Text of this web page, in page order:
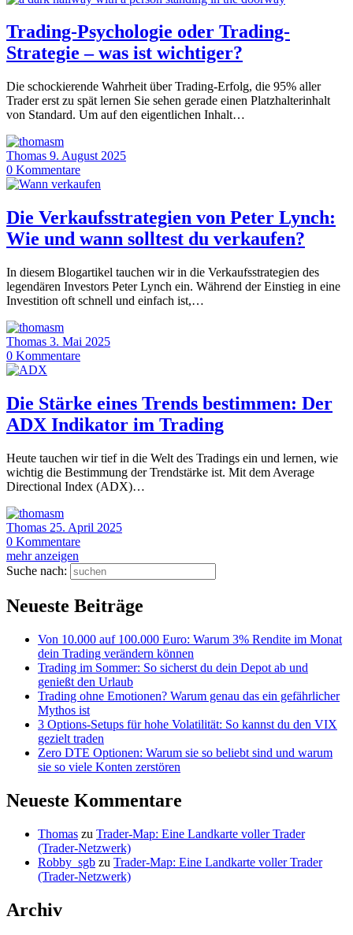
Trading-Psychologie oder Trading-
Strategie – was ist wichtiger?
Die schockierende Wahrheit über Trading-Erfolg, die 95% aller
Trader erst zu spät lernen Sie sehen gerade einen Platzhalterinhalt
von Standard. Um auf den eigentlichen Inhalt…
Thomas 9. August 2025
0 Kommentare
Die Verkaufsstrategien von Peter Lynch:
Wie und wann solltest du verkaufen?
In diesem Blogartikel tauchen wir in die Verkaufsstrategien des
legendären Investors Peter Lynch ein. Während der Einstieg in eine
Investition oft schnell und einfach ist,…
Thomas 3. Mai 2025
0 Kommentare
Die Stärke eines Trends bestimmen: Der
ADX Indikator im Trading
Heute tauchen wir tief in die Welt des Tradings ein und lernen, wie
wichtig die Bestimmung der Trendstärke ist. Mit dem Average
Directional Index (ADX)…
Thomas 25. April 2025
0 Kommentare
mehr anzeigen
Suche nach:
Neueste Beiträge
Von 10.000 auf 100.000 Euro: Warum 3% Rendite im Monat
dein Trading verändern können
Trading im Sommer: So sicherst du dein Depot ab und
genießt den Urlaub
Trading ohne Emotionen? Warum genau das ein gefährlicher
Mythos ist
3 Options-Setups für hohe Volatilität: So kannst du den VIX
gezielt traden
Zero DTE Optionen: Warum sie so beliebt sind und warum
sie so viele Konten zerstören
Neueste Kommentare
Thomas zu Trader-Map: Eine Landkarte voller Trader
(Trader-Netzwerk)
Robby_sgb zu Trader-Map: Eine Landkarte voller Trader
(Trader-Netzwerk)
Archiv